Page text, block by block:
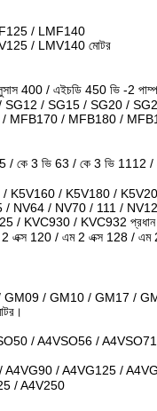
/ LMF140
/ LMV140 মোটর
400 / এইচডি 450 ভি -2
/ SG15 / SG20 /
MFB170 / MFB180 /
/ কে 3 ভি 63 / কে 3 ভি
K5V160 / K5V180 /
NV64 / NV70 / 111 /
/ KVC930 / KVC932 প্রধান
এক্স 120 / এম 2 এক্স 128 /
/ GM10 / GM17 /
/ A4VSO56 /
/ A4VG125 /
/ A4V250